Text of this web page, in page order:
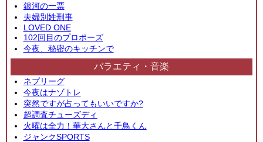
銀河の一票
夫婦別姓刑事
LOVED ONE
102回目のプロポーズ
今夜、秘密のキッチンで
バラエティ・音楽
ネプリーグ
今夜はナゾトレ
突然ですが占ってもいいですか?
超調査チューズディ
火曜は全力！華大さんと千鳥くん
ジャンクSPORTS